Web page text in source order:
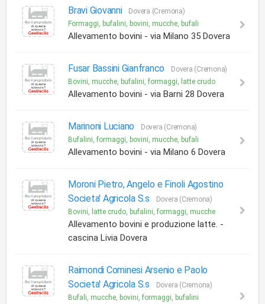
Bravi Giovanni
Dovera (Cremona)
Formaggi, bufalini, bovini, mucche, bufali
Allevamento bovini - via Milano 35 Dovera
Fusar Bassini Gianfranco
Dovera (Cremona)
Bovini, mucche, bufalini, formaggi, latte crudo
Allevamento bovini - via Barni 28 Dovera
Marinoni Luciano
Dovera (Cremona)
Bufalini, formaggi, bovini, mucche, bufali
Allevamento bovini - via Milano 6 Dovera
Moroni Pietro, Angelo e Finoli Agostino
Societa' Agricola S.s
Dovera (Cremona)
Bovini, latte crudo, bufalini, formaggi, mucche
Allevamento bovini e produzione latte. -
cascina Livia Dovera
Raimondi Cominesi Arsenio e Paolo
Societa' Agricola S.s
Dovera (Cremona)
Bufali, mucche, bovini, formaggi, bufalini